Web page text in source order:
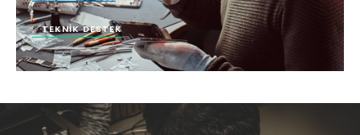
TEKNIK DESTEK